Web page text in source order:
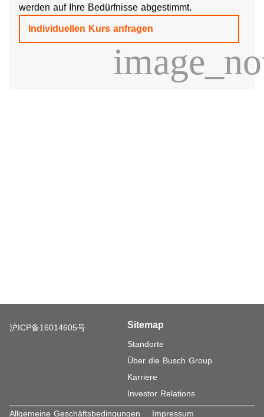
werden auf Ihre Bedürfnisse abgestimmt.
Individuellen Kurs anfragen
沪ICP备16014605号 Sitemap
Standorte
Über die Busch Group
Karriere
Investor Relations
Allgemeine Geschäftsbedingungen Impressum